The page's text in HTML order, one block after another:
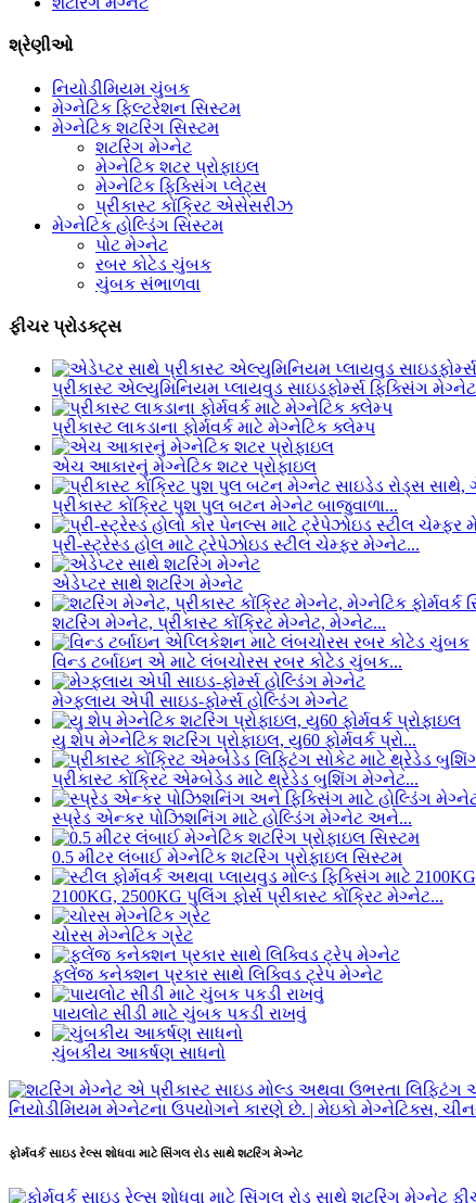
શ્રેણીઓ
નિયોડીમિયમ ચુંબક
મેગ્નેટિક ફિલ્ટરેશન સિસ્ટમ
મેગ્નેટિક શટરિંગ સિસ્ટમ
શટરિંગ મેગ્નેટ
મેગ્નેટિક શટર પ્રોફાઇલ
મેગ્નેટિક ફિક્સિંગ પ્લેટ્સ
પ્રીકાસ્ટ કોંક્રિટ એસેસરીઝ
મેગ્નેટિક હોલ્ડિંગ સિસ્ટમ
પોટ મેગ્નેટ
રબર કોટેડ ચુંબક
ચુંબક સંભાળવા
ફીચર પ્રોડક્ટ્સ
પ્રીકાસ્ટ એલ્યુમિનિયમ પ્લાયવુડ સાઇડફોર્મ્સ ફિક્સિંગ
પ્રીકાસ્ટ લાકડાના ફોર્મવર્ક માટે મેગ્નેટિક ક્લેમ્પ
એચ આકારનું મેગ્નેટિક શટર પ્રોફાઇલ
પ્રીકાસ્ટ કોંક્રિટ પુશ પુલ બટન મેગ્નેટ બાજુવાળા...
પ્રી-સ્ટ્રેસ્ડ હોલ માટે ટ્રેપેઝોઇડ સ્ટીલ ચેમ્ફર મેગ્નેટ...
એડેપ્ટર સાથે શટરિંગ મેગ્નેટ
શટરિંગ મેગ્નેટ, પ્રીકાસ્ટ કોંક્રિટ મેગ્નેટ, મેગ્નેટ...
વિન્ડ ટર્બાઇન એ માટે લંબચોરસ રબર કોટેડ ચુંબક...
મેગ્ફ્લાય એપી સાઇડ-ફોર્મ્સ હોલ્ડિંગ મેગ્નેટ
યુ શેપ મેગ્નેટિક શટરિંગ પ્રોફાઇલ, યુ60 ફોર્મવર્ક પ્રો...
પ્રીકાસ્ટ કોંક્રિટ એમ્બેડેડ માટે થ્રેડેડ બુશિંગ મેગ્નેટ...
સ્પ્રેડ એન્કર પોઝિશનિંગ માટે હોલ્ડિંગ મેગ્નેટ અને...
0.5 મીટર લંબાઈ મેગ્નેટિક શટરિંગ પ્રોફાઇલ સિસ્ટમ
2100KG, 2500KG પુલિંગ ફોર્સ પ્રીકાસ્ટ કોંક્રિટ મેગ્નેટ...
ચોરસ મેગ્નેટિક ગ્રેટ
ફ્લેંજ કનેક્શન પ્રકાર સાથે લિક્વિડ ટ્રેપ મેગ્નેટ
પાયલોટ સીડી માટે ચુંબક પકડી રાખવું
ચુંબકીય આકર્ષણ સાધનો
ફોર્મવર્ક સાઇડ રેલ્સ શોધવા માટે સિંગલ રોડ સાથે શટરિંગ મેગ્નેટ